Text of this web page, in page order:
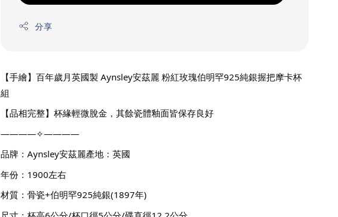
分享
【手繪】百年歲月英國製 Aynsley安茲麗 粉紅玫瑰伯明罕925純銀握把摩卡杯
組
【品相完整】杯緣輕微脫金，其餘瓷體釉面皆保存良好
————✧————
品牌：Aynsley安茲麗產地：英國
年份：1900左右
材質：骨瓷+伯明罕925純銀(1897年)